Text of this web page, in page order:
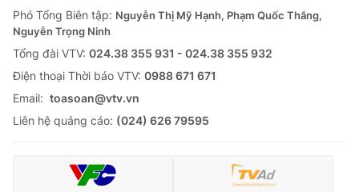
Phó Tổng Biên tập: Nguyễn Thị Mỹ Hạnh, Phạm Quốc Thắng,
Nguyễn Trọng Ninh
Tổng đài VTV: 024.38 355 931 - 024.38 355 932
Ðiện thoại Thời báo VTV: 0988 671 671
Email: toasoan@vtv.vn
Liên hệ quảng cáo: (024) 626 79595